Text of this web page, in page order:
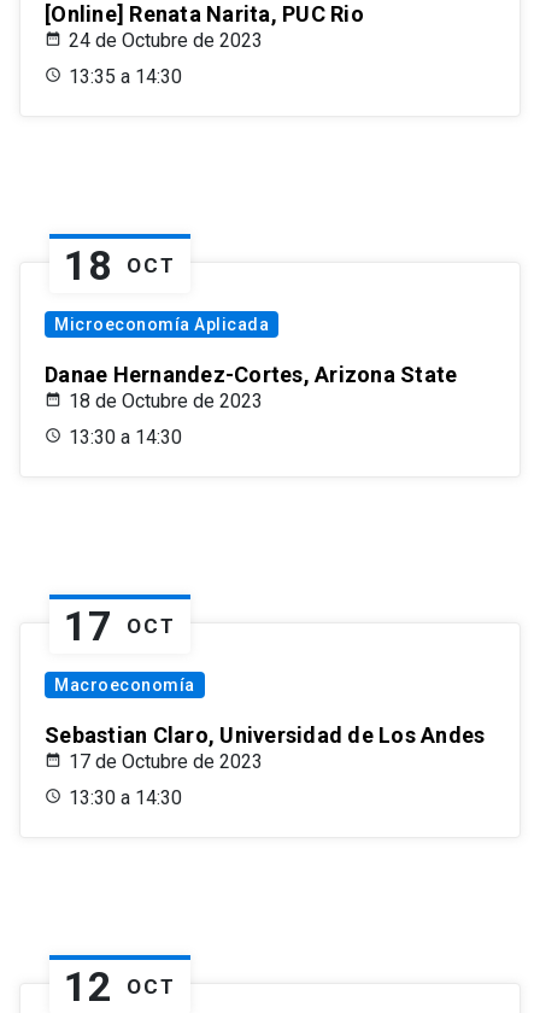
[Online] Renata Narita, PUC Rio
24 de Octubre de 2023
13:35 a 14:30
18 OCT
Microeconomía Aplicada
Danae Hernandez-Cortes, Arizona State
18 de Octubre de 2023
13:30 a 14:30
17 OCT
Macroeconomía
Sebastian Claro, Universidad de Los Andes
17 de Octubre de 2023
13:30 a 14:30
12 OCT